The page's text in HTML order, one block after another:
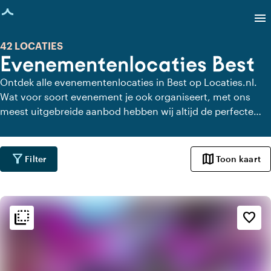
geladen
menu
Evenementenlocaties Best
42 LOCATIES
Ontdek alle evenementenlocaties in Best op Locaties.nl.
Wat voor soort evenement je ook organiseert, met ons
meest uitgebreide aanbod hebben wij altijd de perfecte
filter_alt Filter map Toon kaart
flip_to_back favorite_border
flip_to_back Sfeer en esthetiek
spa
Botanisch